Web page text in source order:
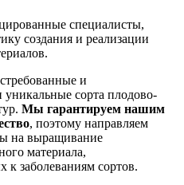
специалисты,
создания и реализации
и
уникальные сорта плодово-
Мы гарантируем нашим
, поэтому направляем
на выращивание
материала,
заболеваниям сортов.